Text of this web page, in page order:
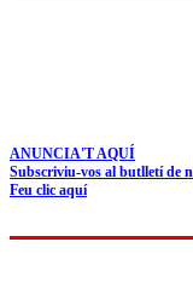
ANUNCIA'T AQUÍ
Subscriviu-vos al butlletí de
Feu clic aquí